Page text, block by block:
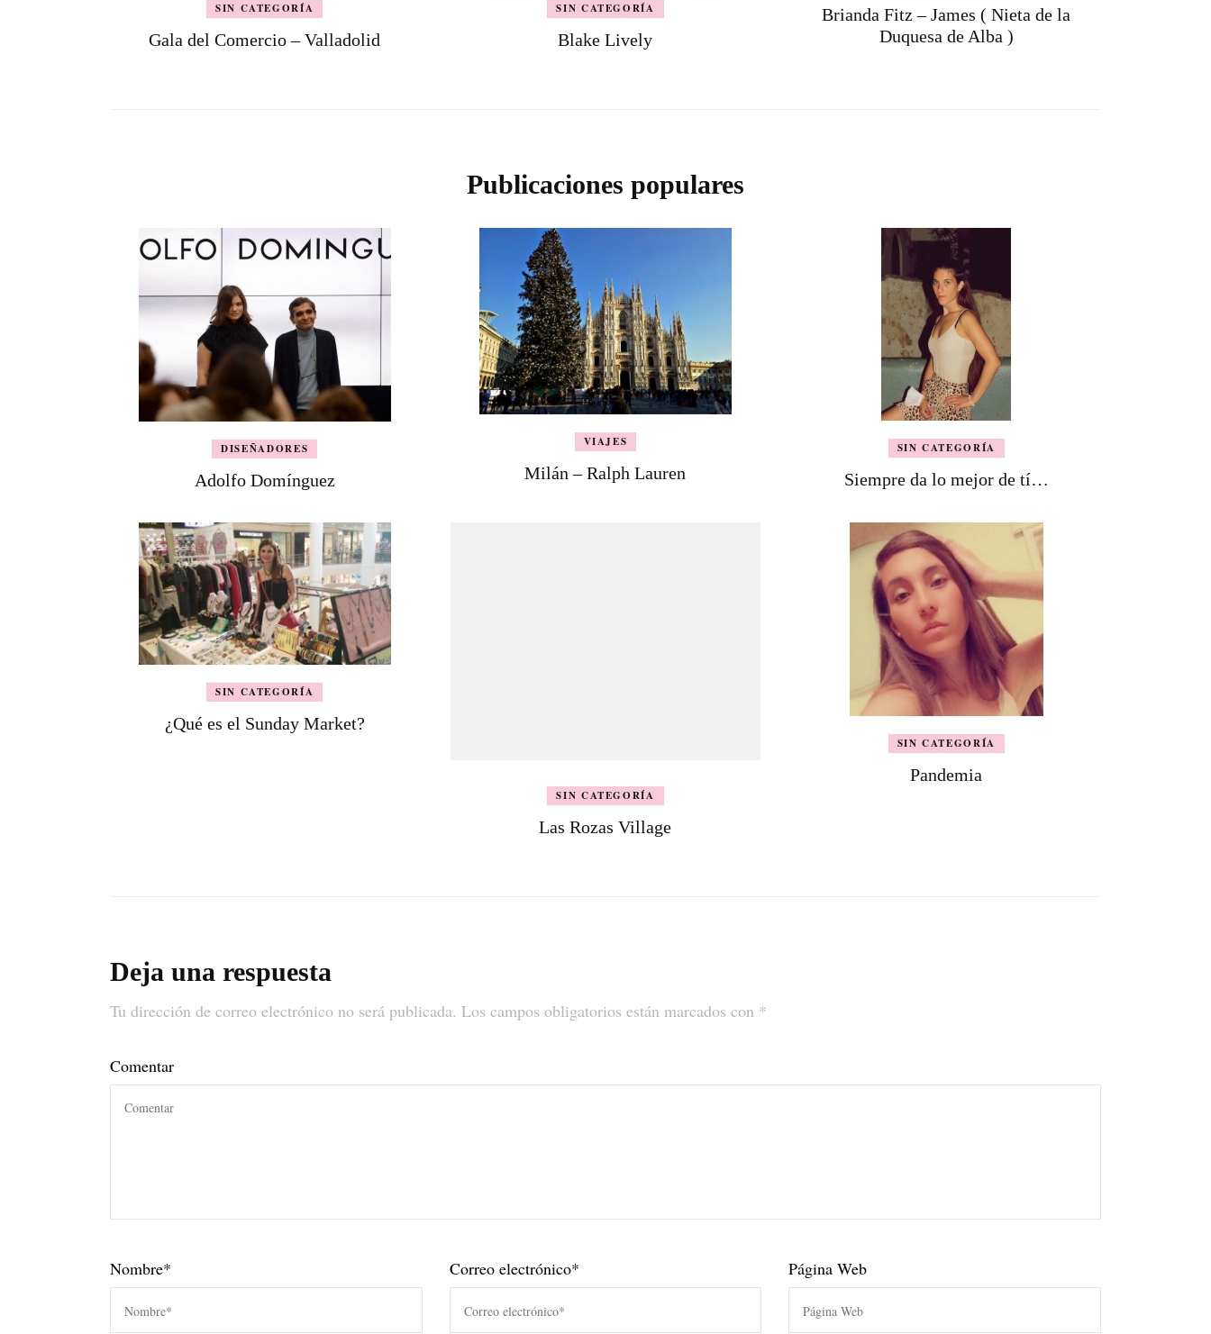
SIN CATEGORÍA
Gala del Comercio – Valladolid
SIN CATEGORÍA
Blake Lively
Brianda Fitz – James ( Nieta de la
Duquesa de Alba )
Publicaciones populares
DISEÑADORES
Adolfo Domínguez
VIAJES
Milán – Ralph Lauren
SIN CATEGORÍA
Siempre da lo mejor de tí…
SIN CATEGORÍA
¿Qué es el Sunday Market?
SIN CATEGORÍA
Las Rozas Village
SIN CATEGORÍA
Pandemia
Deja una respuesta
Tu dirección de correo electrónico no será publicada. Los campos obligatorios están marcados con *
Comentar
Nombre* Correo electrónico* Página Web